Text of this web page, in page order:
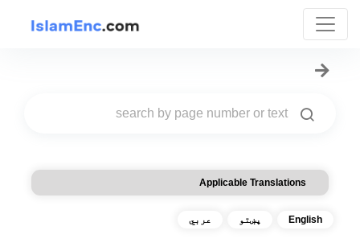
Applicable Translations
English پښتو عربي